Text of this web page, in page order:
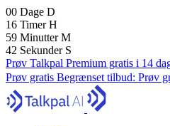
00 Dage D
16 TimerH
59 MinutterM
41 Sekunder S
Prøv Talkpal Premium gratis i 14
Prøv gratis Begrænset tilbud: Prøv